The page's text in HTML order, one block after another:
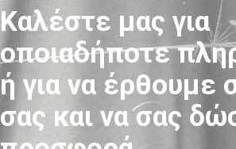
Καλέστε μας για
οποιαδήποτε
ή για να έρθουμε
σας και να σας